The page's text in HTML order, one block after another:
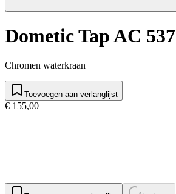
Dometic Tap AC 537
Chromen waterkraan
Toevoegen aan verlanglijst
€ 155,00